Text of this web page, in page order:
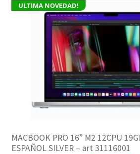
ULTIMA NOVEDAD!
MACBOOK PRO 16” M2 12CPU
ESPAÑOL SILVER – art 31116001